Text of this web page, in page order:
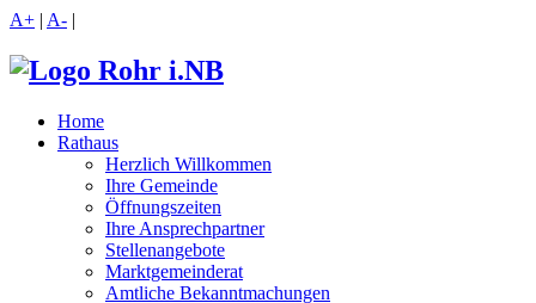
A+ | A- |
Home
Rathaus
Herzlich Willkommen
Ihre Gemeinde
Öffnungszeiten
Ihre Ansprechpartner
Stellenangebote
Marktgemeinderat
Amtliche Bekanntmachungen